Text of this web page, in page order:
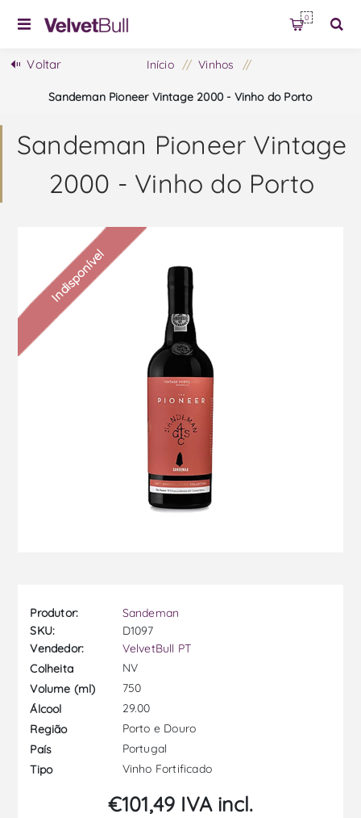
0
Voltar Início / Vinhos /
Sandeman Pioneer Vintage 2000 - Vinho do Porto
Sandeman Pioneer Vintage
2000 - Vinho do Porto
Indisponível
Produtor:
Sandeman
SKU:
D1097
Vendedor:
VelvetBull PT
Colheita
NV
Volume (ml)
750
Álcool
29.00
Região
Porto e Douro
País
Portugal
Tipo
Vinho Fortificado
€101,49 IVA incl.